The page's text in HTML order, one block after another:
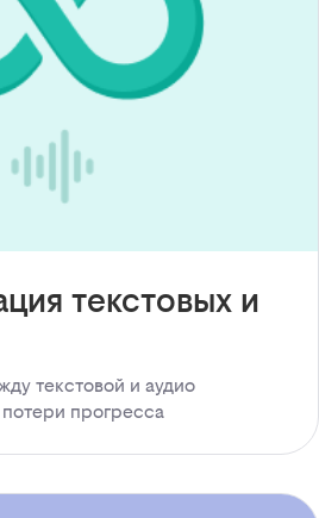
текстовых и
текстовой и аудио
прогресса